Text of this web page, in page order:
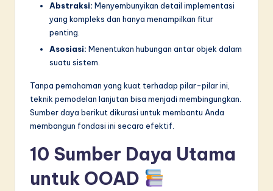
Abstraksi: Menyembunyikan detail implementasi
yang kompleks dan hanya menampilkan fitur
penting.
Asosiasi: Menentukan hubungan antar objek dalam
suatu sistem.
Tanpa pemahaman yang kuat terhadap pilar-pilar ini,
teknik pemodelan lanjutan bisa menjadi membingungkan.
Sumber daya berikut dikurasi untuk membantu Anda
membangun fondasi ini secara efektif.
10 Sumber Daya Utama
untuk OOAD